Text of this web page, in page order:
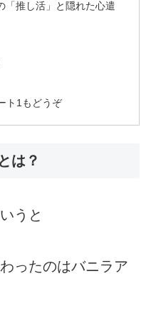
「推し活」と隠れた心遣
ト1もどうぞ
は？
うと
ったのはバニラア